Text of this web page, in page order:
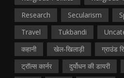
Research
Secularism
Travel
Tukbandi
कहानी
खेल-खिलाड़ी
ग्राउंड
ट्रॉल्स कार्नर
दुर्योधन की डायरी